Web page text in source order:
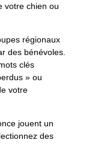
votre chien ou
régionaux
des bénévoles.
clés
» ou
votre
jouent un
des